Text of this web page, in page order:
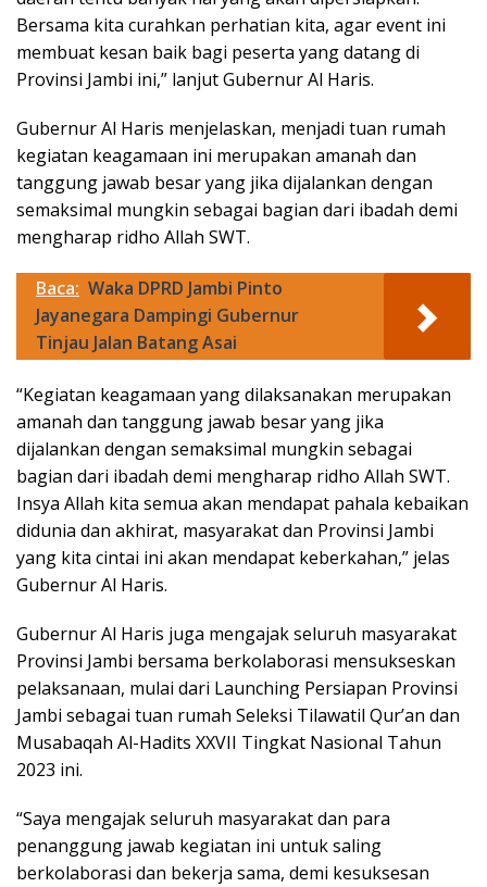
Bersama kita curahkan perhatian kita, agar event ini
membuat kesan baik bagi peserta yang datang di
Provinsi Jambi ini,” lanjut Gubernur Al Haris.
Gubernur Al Haris menjelaskan, menjadi tuan rumah
kegiatan keagamaan ini merupakan amanah dan
tanggung jawab besar yang jika dijalankan dengan
semaksimal mungkin sebagai bagian dari ibadah demi
mengharap ridho Allah SWT.
Baca: Waka DPRD Jambi Pinto
Jayanegara Dampingi Gubernur
Tinjau Jalan Batang Asai
“Kegiatan keagamaan yang dilaksanakan merupakan
amanah dan tanggung jawab besar yang jika
dijalankan dengan semaksimal mungkin sebagai
bagian dari ibadah demi mengharap ridho Allah SWT.
Insya Allah kita semua akan mendapat pahala kebaikan
didunia dan akhirat, masyarakat dan Provinsi Jambi
yang kita cintai ini akan mendapat keberkahan,” jelas
Gubernur Al Haris.
Gubernur Al Haris juga mengajak seluruh masyarakat
Provinsi Jambi bersama berkolaborasi mensukseskan
pelaksanaan, mulai dari Launching Persiapan Provinsi
Jambi sebagai tuan rumah Seleksi Tilawatil Qur’an dan
Musabaqah Al-Hadits XXVII Tingkat Nasional Tahun
2023 ini.
“Saya mengajak seluruh masyarakat dan para
penanggung jawab kegiatan ini untuk saling
berkolaborasi dan bekerja sama, demi kesuksesan